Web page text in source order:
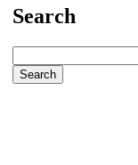
Search